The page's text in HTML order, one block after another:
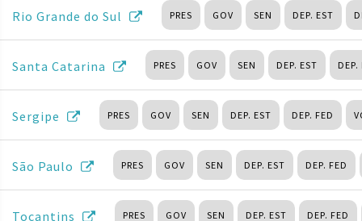
Rio Grande do Sul PRES GOV SEN DEP. EST
Santa Catarina PRES GOV SEN DEP. EST DEP.
Sergipe PRES GOV SEN DEP. EST DEP. FED
São Paulo PRES GOV SEN DEP. EST DEP. FED
Tocantins PRES GOV SEN DEP. EST DEP. FED